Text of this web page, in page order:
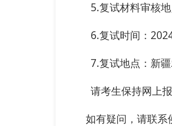
5.复试材料审核
6.复试时间：
7.复试地点：新
请考生保持网上
如有疑问，请联系